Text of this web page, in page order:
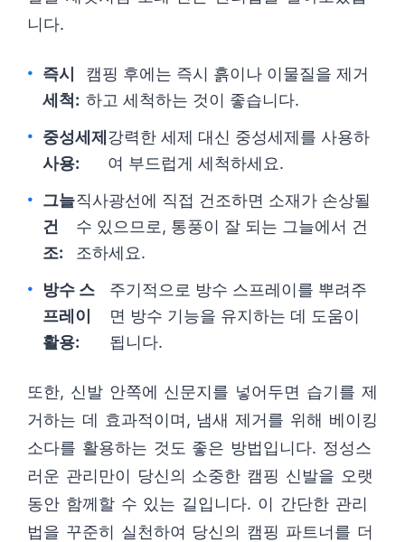
니다.
즉시
세척:
캠핑 후에는 즉시 흙이나 이물질을 제거
하고 세척하는 것이 좋습니다.
중성세제
사용:
강력한 세제 대신 중성세제를 사용하
여 부드럽게 세척하세요.
그늘
건
조:
직사광선에 직접 건조하면 소재가 손상될
수 있으므로, 통풍이 잘 되는 그늘에서 건
조하세요.
방수 스
프레이
활용:
주기적으로 방수 스프레이를 뿌려주
면 방수 기능을 유지하는 데 도움이
됩니다.
또한, 신발 안쪽에 신문지를 넣어두면 습기를 제
거하는 데 효과적이며, 냄새 제거를 위해 베이킹
소다를 활용하는 것도 좋은 방법입니다. 정성스
러운 관리만이 당신의 소중한 캠핑 신발을 오랫
동안 함께할 수 있는 길입니다. 이 간단한 관리
법을 꾸준히 실천하여 당신의 캠핑 파트너를 더